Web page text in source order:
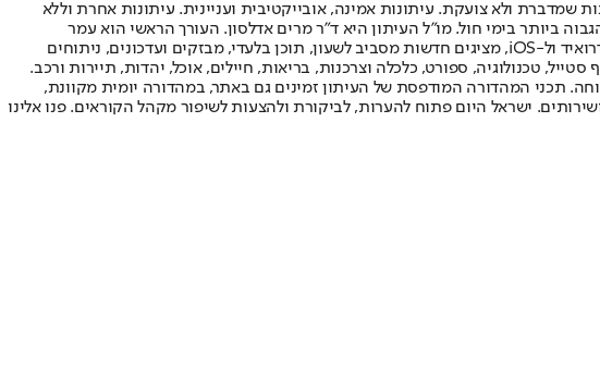
שמדברת ולא צועקת. עיתונות אמינה, אובייקטיבית ועניינית. עיתונות אחרת וללא
לעיתון הישראלי בעל שיעור החשיפה הגבוה ביותר בימי חול. מו"ל העיתון היא ד"ר מרים אדלסון. העורך הראשי הוא עמר
לחמנוביץ, והעורך המייסד הוא עמוס רגב. אתרי האינטרנט של "ישראל היום" בעברית ובאנגלית, כמו כן היישומונים (אפליקציות) לאנדרואיד ול-iOS, מציגים חדשות מסביב לשעון, תוכן בלעדי, מבזקים ועדכונים, ניתוחים
טכנולוגיה, ספורט, כלכלה וצרכנות, בריאות, חיילים, אוכל, יהדות, תיירות ורכב.
תכני המהדורה המודפסת של העיתון זמינים גם באתר, במהדורה יומית מקוונת,
ישראל היום פתוח להערות, לביקורת ולהצעות לשיפור מקהל הקוראים. פנו אלינו